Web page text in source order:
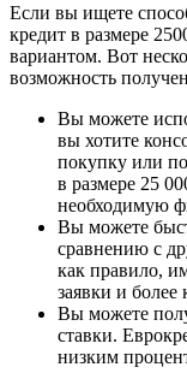
Если вы ищете
кредит в размере
вариантом. Вот
возможность
Вы можете
вы хотите
покупку или
в размере 25
необходимую
Вы можете
сравнению с
как правило,
заявки и более
Вы можете
ставки.
низким